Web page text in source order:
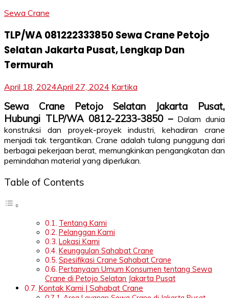
Sewa Crane
TLP/WA 081222333850 Sewa Crane Petojo
Selatan Jakarta Pusat, Lengkap Dan
Termurah
April 18, 2024April 27, 2024 Kartika
Sewa Crane Petojo Selatan Jakarta Pusat,
Hubungi TLP/WA 0812-2233-3850 – Dalam dunia
konstruksi dan proyek-proyek industri, kehadiran crane
menjadi tak tergantikan. Crane adalah tulang punggung dari
berbagai pekerjaan berat, memungkinkan pengangkatan dan
pemindahan material yang diperlukan.
Table of Contents
Tentang Kami
Pelanggan Kami
Lokasi Kami
Keunggulan Sahabat Crane
Spesifikasi Crane Sahabat Crane
Pertanyaan Umum Konsumen tentang Sewa
Crane di Petojo Selatan Jakarta Pusat
Kontak Kami | Sahabat Crane